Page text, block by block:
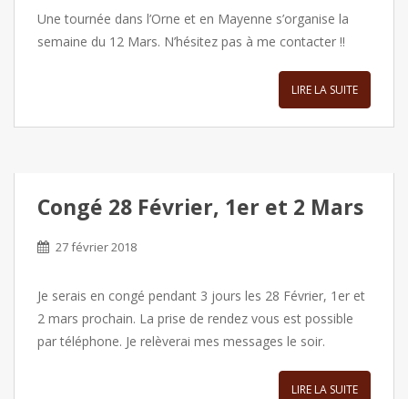
Une tournée dans l’Orne et en Mayenne s’organise la
semaine du 12 Mars. N’hésitez pas à me contacter !!
LIRE LA SUITE
Congé 28 Février, 1er et 2 Mars
27 février 2018
Je serais en congé pendant 3 jours les 28 Février, 1er et
2 mars prochain. La prise de rendez vous est possible
par téléphone. Je relèverai mes messages le soir.
LIRE LA SUITE